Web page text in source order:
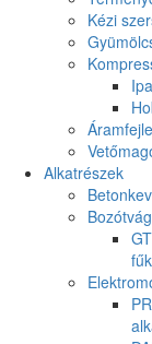
Kézi
Alkatrészek